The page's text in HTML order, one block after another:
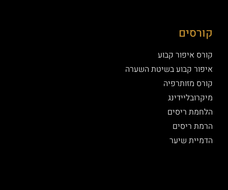
קורסים
קורס איפור קבוע
איפור קבוע בשיטת השערה
קורס מזותרפיה
מיקרובליידינג
הלחמת ריסים
הרמת ריסים
הדמיית שיער